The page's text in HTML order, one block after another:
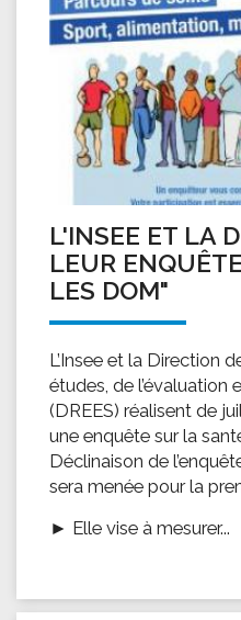
L'INSEE ET LA
LEUR
LES DOM"
L’Insee et la Direction
études, de l’évaluation
(DREES) réalisent de
une enquête sur la
Déclinaison de
sera menée pour la
► Elle vise à mesurer...